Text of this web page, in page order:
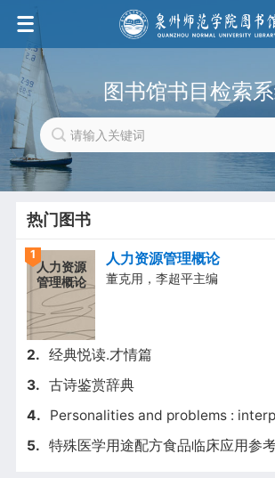
图书馆书目检索
热门图书
1
人力资源
管理概论
人力资源管理概论
董克用，李超平主编
2. 经典悦读.才情篇
3. 古诗鉴赏辞典
4.
Personalities and problems : interpretive essays in world civilizations / Ken Wolf ;
5. 特殊医学用途配方食品临床应用参